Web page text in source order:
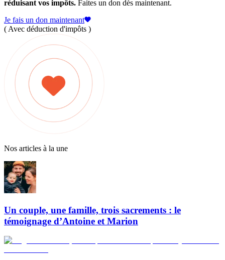
réduisant vos impôts. Faites un don dès maintenant.
Je fais un don maintenant
( Avec déduction d'impôts )
Nos articles à la une
Un couple, une famille, trois sacrements : le
témoignage d’Antoine et Marion